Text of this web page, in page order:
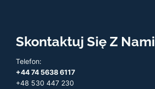
Skontaktuj Się Z Nami
Telefon:
+44 74 5638 6117
+48 530 447 230